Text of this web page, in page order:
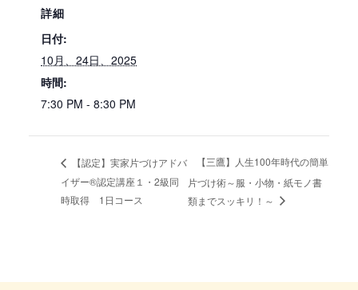
詳細
日付:
10月、24日、2025
時間:
7:30 PM - 8:30 PM
【認定】実家片づけアドバ
イザー®認定講座１・2級同
時取得 1日コース
【三鷹】人生100年時代の簡単
片づけ術～服・小物・紙モノ書
類までスッキリ！～